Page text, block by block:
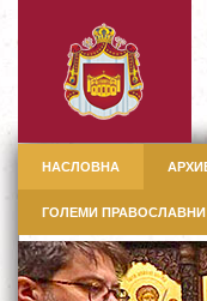
НАСЛОВНА
ГОЛЕМИ